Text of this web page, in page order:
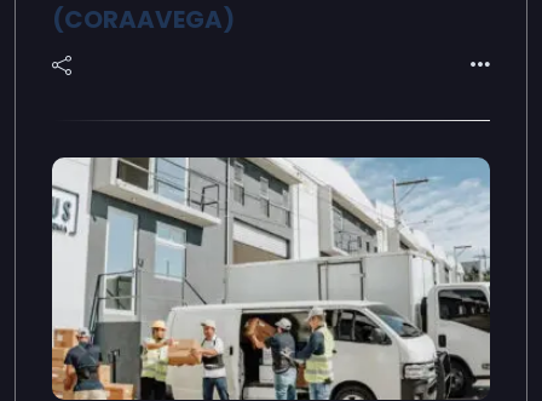
(CORAAVEGA)